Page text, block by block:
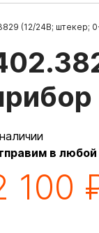
(12/24В; штекер;
в любой
100